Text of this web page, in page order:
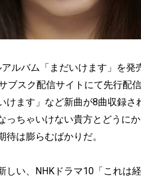
ルバム「まだいけます」を発
ブスク配信サイトにて先行配
けます」など新曲が8曲収録
っちゃいけない貴方とどうに
は膨らむばかりだ。
い、NHKドラマ10「これは